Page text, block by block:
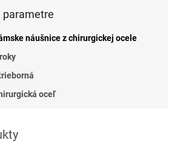
parametre
náušnice z chirurgickej ocele
oceľ